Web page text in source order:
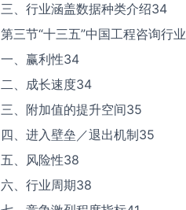
三、行业涵盖数据种类介绍34
第三节“十三五”中国工程咨询行
一、赢利性34
二、成长速度34
三、附加值的提升空间35
四、进入壁垒／退出机制35
五、风险性38
六、行业周期38